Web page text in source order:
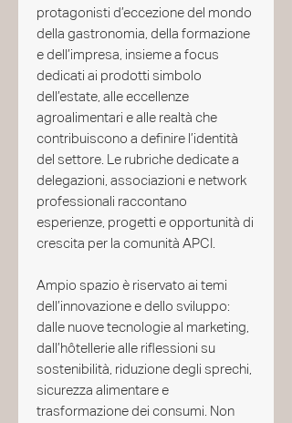
protagonisti d’eccezione del mondo
della gastronomia, della formazione
e dell’impresa, insieme a focus
dedicati ai prodotti simbolo
dell’estate, alle eccellenze
agroalimentari e alle realtà che
contribuiscono a definire l’identità
del settore. Le rubriche dedicate a
delegazioni, associazioni e network
professionali raccontano
esperienze, progetti e opportunità di
crescita per la comunità APCI.
Ampio spazio è riservato ai temi
dell’innovazione e dello sviluppo:
dalle nuove tecnologie al marketing,
dall’hôtellerie alle riflessioni su
sostenibilità, riduzione degli sprechi,
sicurezza alimentare e
trasformazione dei consumi. Non